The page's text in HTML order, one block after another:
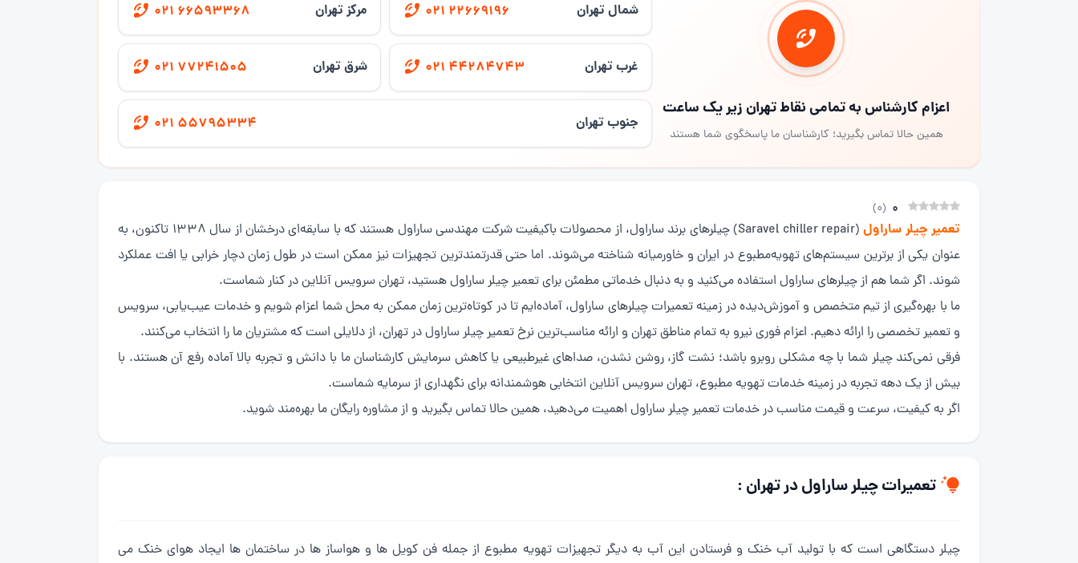
اعزام کارشناس به تمامی نقاط تهران زیر یک ساعت
همین حالا تماس بگیرید؛ کارشناسان ما پاسخگوی شما هستند
شمال تهران 021 22669196 مرکز تهران 021 66593368
غرب تهران 021 44284743 شرق تهران 021 77241505
جنوب تهران 021 55795334
0
(
0
)
تعمیر چیلر ساراول
(Saravel chiller repair) چیلرهای برند ساراول، از محصولات باکیفیت شرکت مهندسی ساراول هستند که با سابقه‌ای درخشان از سال ۱۳۳۸ تاکنون، به
عنوان یکی از برترین سیستم‌های تهویه‌مطبوع در ایران و خاورمیانه شناخته می‌شوند. اما حتی قدرتمندترین تجهیزات نیز ممکن است در طول زمان دچار خرابی یا افت عملکرد
شوند. اگر شما هم از چیلرهای ساراول استفاده می‌کنید و به دنبال خدماتی مطمئن برای تعمیر چیلر ساراول هستید، تهران سرویس آنلاین در کنار شماست.
ما با بهره‌گیری از تیم متخصص و آموزش‌دیده در زمینه تعمیرات چیلرهای ساراول، آماده‌ایم تا در کوتاه‌ترین زمان ممکن به محل شما اعزام شویم و خدمات عیب‌یابی، سرویس
و تعمیر تخصصی را ارائه دهیم. اعزام فوری نیرو به تمام مناطق تهران و ارائه مناسب‌ترین نرخ تعمیر چیلر ساراول در تهران، از دلایلی است که مشتریان ما را انتخاب می‌کنند.
فرقی نمی‌کند چیلر شما با چه مشکلی روبرو باشد؛ نشت گاز، روشن نشدن، صداهای غیرطبیعی یا کاهش سرمایش کارشناسان ما با دانش و تجربه بالا آماده رفع آن هستند. با
بیش از یک دهه تجربه در زمینه خدمات تهویه مطبوع، تهران سرویس آنلاین انتخابی هوشمندانه برای نگهداری از سرمایه شماست.
اگر به کیفیت، سرعت و قیمت مناسب در خدمات تعمیر چیلر ساراول اهمیت می‌دهید، همین حالا تماس بگیرید و از مشاوره رایگان ما بهره‌مند شوید.
تعمیرات چیلر ساراول در تهران :
چیلر دستگاهی است که با تولید آب خنک و فرستادن این آب به دیگر تجهیزات تهویه مطبوع از جمله فن کویل ها و هواساز ها در ساختمان ها ایجاد هوای خنک می